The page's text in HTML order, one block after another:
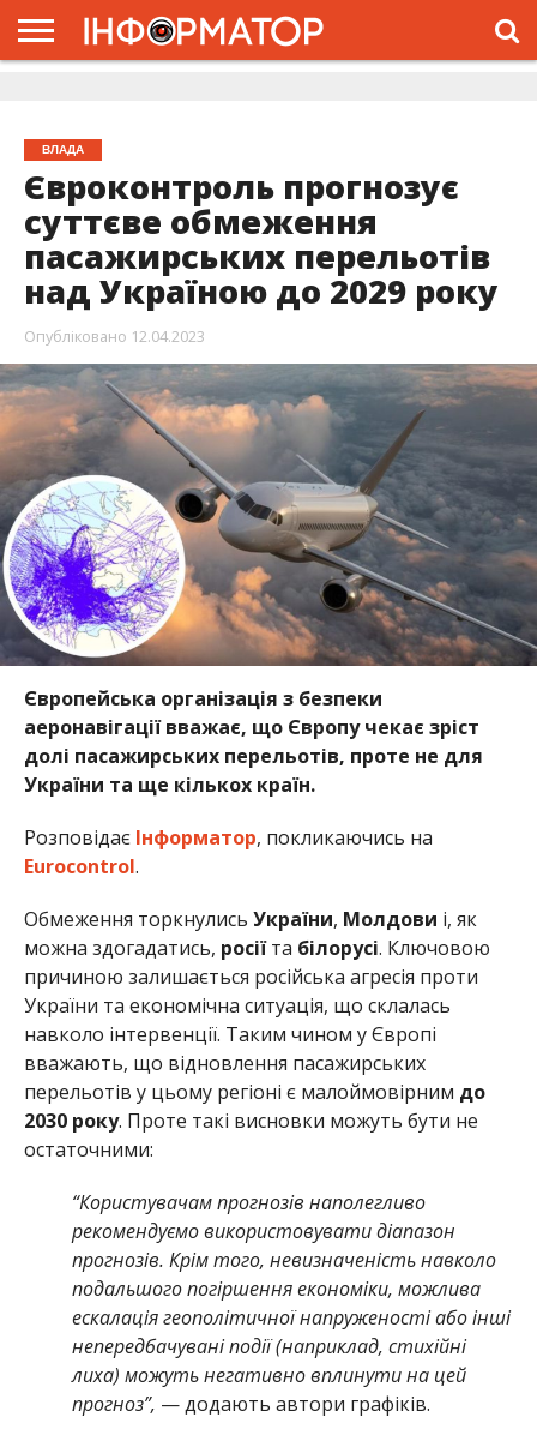
ВЛАДА
Євроконтроль прогнозує
суттєве обмеження
пасажирських перельотів
над Україною до 2029 року
Опубліковано 12.04.2023
Європейська організація з безпеки
аеронавігації вважає, що Європу чекає зріст
долі пасажирських перельотів, проте не для
України та ще кількох країн.
Розповідає Інформатор, покликаючись на
Eurocontrol.
Обмеження торкнулись України, Молдови і, як
можна здогадатись, росіїта білорусі. Ключовою
причиною залишається російська агресія проти
України та економічна ситуація, що склалась
навколо інтервенції. Таким чином у Європі
вважають, що відновлення пасажирських
перельотів у цьому регіоні є малоймовірним до
2030 року. Проте такі висновки можуть бути не
остаточними:
“Користувачам прогнозів наполегливо
рекомендуємо використовувати діапазон
прогнозів. Крім того, невизначеність навколо
подальшого погіршення економіки, можлива
ескалація геополітичної напруженості або інші
непередбачувані події (наприклад, стихійні
лиха) можуть негативно вплинути на цей
прогноз”, — додають автори графіків.